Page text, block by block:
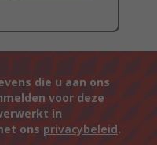
die u aan ons
voor deze
in
ons privacybeleid.